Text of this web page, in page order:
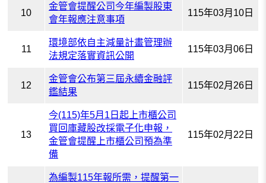
10
金管會提醒公司今年編製股東
會年報應注意事項
115年03月10日
11
環境部依自主減量計畫管理辦
法規定落實資訊公開
115年03月06日
12
金管會公布第三屆永續金融評
鑑結果
115年02月26日
13
今(115)年5月1日起上市櫃公司
買回庫藏股改採電子化申報，
金管會提醒上市櫃公司預為準
備
115年02月22日
為編製115年報所需，提醒第一